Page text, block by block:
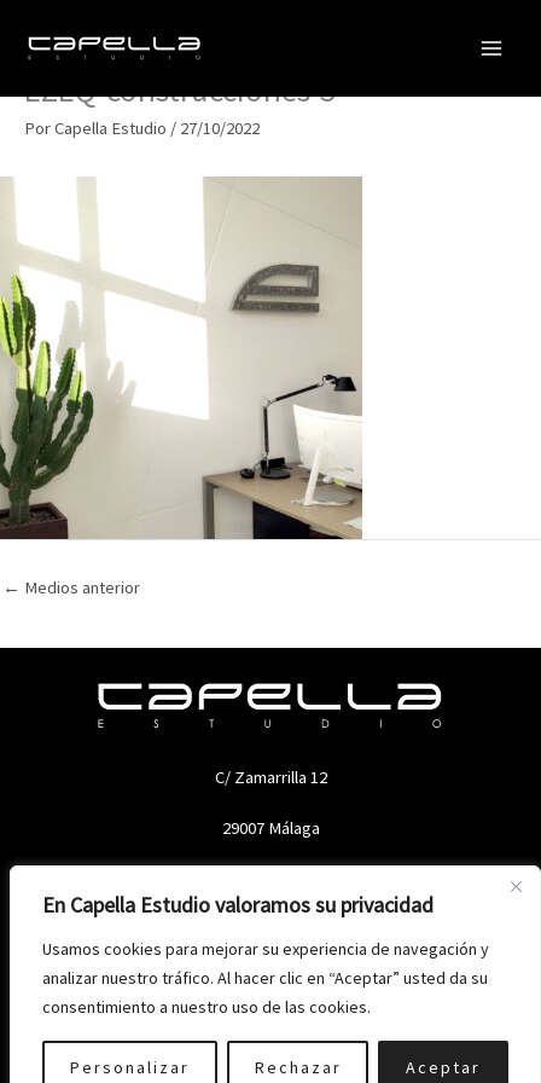
En Capella Estudio valoramos su privacidad
Usamos cookies para mejorar su experiencia de navegación y
analizar nuestro tráfico. Al hacer clic en “Aceptar” usted da su
consentimiento a nuestro uso de las cookies.
Personalizar Rechazar Aceptar
contenido
EZEQ-construcciones-3
PorCapella Estudio / 27/10/2022
← Medios anterior
C/ Zamarrilla 12
29007 Málaga
Copyright © 2026 Capella Estudio
Política de privacidad Aviso legal-Política de cookies